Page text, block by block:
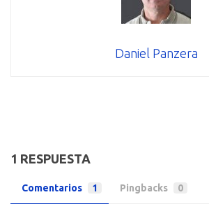
Daniel Panzera
1 RESPUESTA
Comentarios 1 Pingbacks 0